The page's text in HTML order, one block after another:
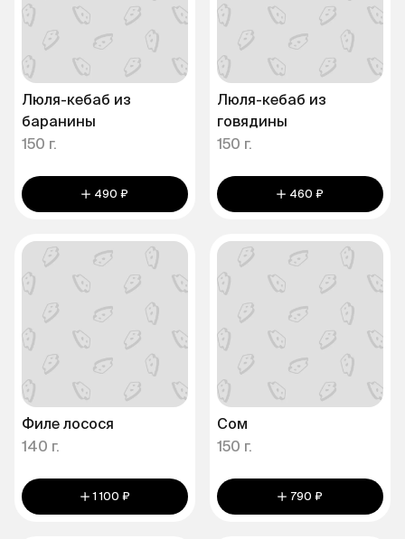
Люля-кебаб из
баранины
150 г.
490 ₽
Люля-кебаб из
говядины
150 г.
460 ₽
Филе лосося
140 г.
1 100 ₽
Сом
150 г.
790 ₽